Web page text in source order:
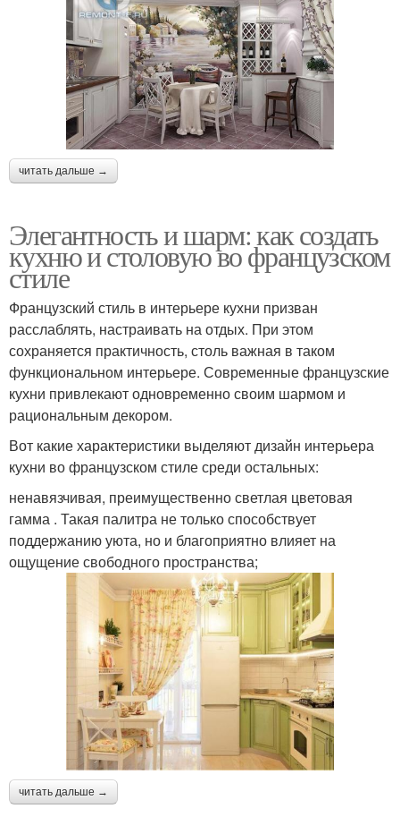
читать дальше →
Элегантность и шарм: как создать
кухню и столовую во французском
стиле
Французский стиль в интерьере кухни призван
расслаблять, настраивать на отдых. При этом
сохраняется практичность, столь важная в таком
функциональном интерьере. Современные французские
кухни привлекают одновременно своим шармом и
рациональным декором.
Вот какие характеристики выделяют дизайн интерьера
кухни во французском стиле среди остальных:
ненавязчивая, преимущественно светлая цветовая
гамма . Такая палитра не только способствует
поддержанию уюта, но и благоприятно влияет на
ощущение свободного пространства;
читать дальше →